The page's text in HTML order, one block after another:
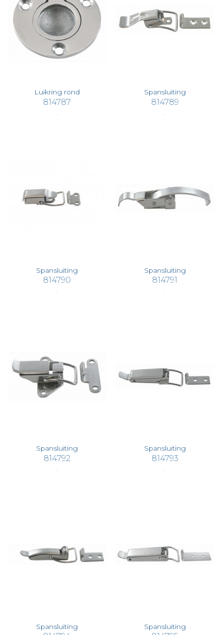
Luikring rond
814787
Spansluiting
814789
Spansluiting
814790
Spansluiting
814791
Spansluiting
814792
Spansluiting
814793
Spansluiting Spansluiting